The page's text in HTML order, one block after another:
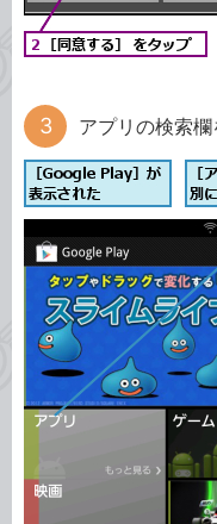
アプリの検索